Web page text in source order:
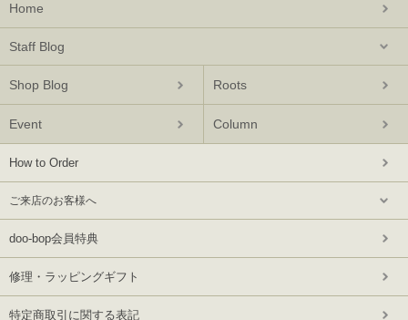
Home
Staff Blog
Shop Blog Roots
Event Column
How to Order
ご来店のお客様へ
doo-bop会員特典
修理・ラッピングギフト
特定商取引に関する表記